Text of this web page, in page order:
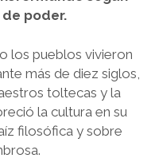
poder.
los pueblos vivieron
más de diez siglos,
toltecas y la
la cultura en su
filosófica y sobre